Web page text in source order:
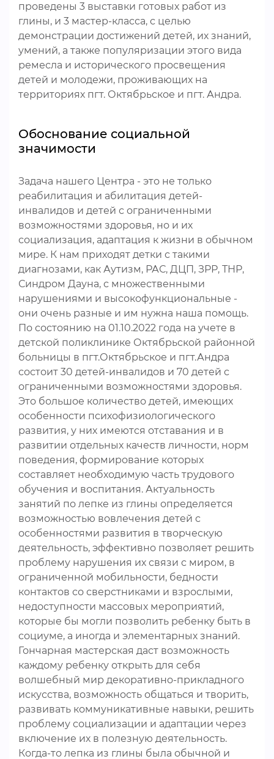
проведены 3 выставки готовых работ из
глины, и 3 мастер-класса, с целью
демонстрации достижений детей, их знаний,
умений, а также популяризации этого вида
ремесла и исторического просвещения
детей и молодежи, проживающих на
территориях пгт. Октябрьское и пгт. Андра.
Обоснование социальной
значимости
Задача нашего Центра - это не только
реабилитация и абилитация детей-
инвалидов и детей с ограниченными
возможностями здоровья, но и их
социализация, адаптация к жизни в обычном
мире. К нам приходят детки с такими
диагнозами, как Аутизм, РАС, ДЦП, ЗРР, ТНР,
Синдром Дауна, с множественными
нарушениями и высокофункциональные -
они очень разные и им нужна наша помощь.
По состоянию на 01.10.2022 года на учете в
детской поликлинике Октябрьской районной
больницы в пгт.Октябрьское и пгт.Андра
состоит 30 детей-инвалидов и 70 детей с
ограниченными возможностями здоровья.
Это большое количество детей, имеющих
особенности психофизиологического
развития, у них имеются отставания и в
развитии отдельных качеств личности, норм
поведения, формирование которых
составляет необходимую часть трудового
обучения и воспитания. Актуальность
занятий по лепке из глины определяется
возможностью вовлечения детей с
особенностями развития в творческую
деятельность, эффективно позволяет решить
проблему нарушения их связи с миром, в
ограниченной мобильности, бедности
контактов со сверстниками и взрослыми,
недоступности массовых мероприятий,
которые бы могли позволить ребенку быть в
социуме, а иногда и элементарных знаний.
Гончарная мастерская даст возможность
каждому ребенку открыть для себя
волшебный мир декоративно-прикладного
искусства, возможность общаться и творить,
развивать коммуникативные навыки, решить
проблему социализации и адаптации через
включение их в полезную деятельность.
Когда-то лепка из глины была обычной и